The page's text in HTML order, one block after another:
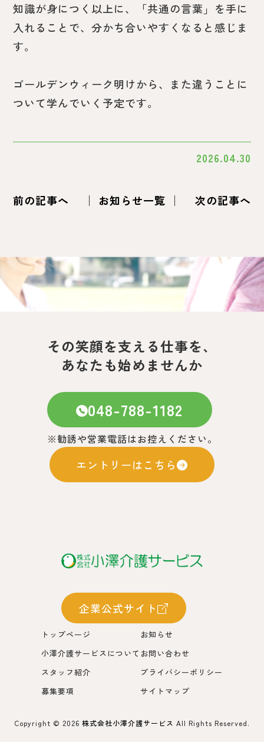
知識が身につく以上に、「共通の言葉」を手に
入れることで、分かち合いやすくなると感じま
す。
ゴールデンウィーク明けから、また違うことに
ついて学んでいく予定です。
2026.04.30
前の記事へ 次の記事へ
│ お知らせ一覧 │
その笑顔を支える仕事を、
あなたも始めませんか
048-788-1182
※勧誘や営業電話はお控えください。
エントリーはこちら
企業公式サイト
トップページ
小澤介護サービスについて
スタッフ紹介
募集要項
お知らせ
お問い合わせ
プライバシーポリシー
サイトマップ
Copyright © 2026 株式会社小澤介護サービス All Rights Reserved.